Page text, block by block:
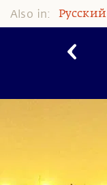
Also in: Pусский